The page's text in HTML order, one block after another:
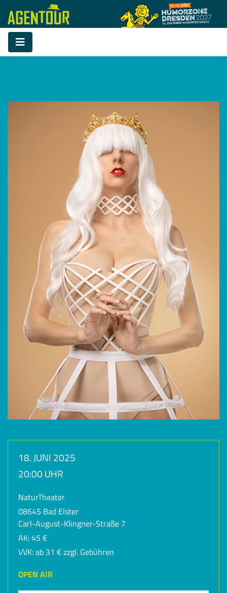
18. JUNI 2025
20:00 UHR
NaturTheater
08645 Bad Elster
Carl-August-Klingner-Straße 7
AK: 45 €
VVK: ab 31 € zzgl. Gebühren
OPEN AIR